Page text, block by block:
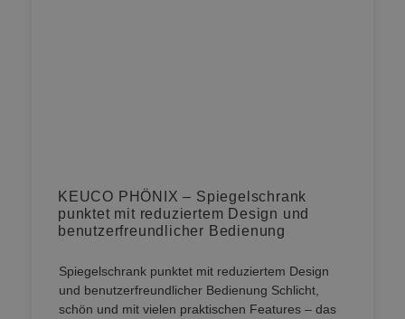
KEUCO PHÖNIX – Spiegelschrank
punktet mit reduziertem Design und
benutzerfreundlicher Bedienung
Spiegelschrank punktet mit reduziertem Design
und benutzerfreundlicher Bedienung Schlicht,
schön und mit vielen praktischen Features – das